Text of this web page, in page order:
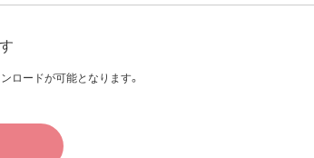
約に同意する場合にかぎり、ダウンロードソ
ィ・ファームウェア・ドライバなど）を含み以
に許諾します。
ロードが可能となります。